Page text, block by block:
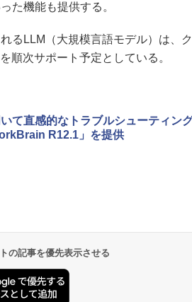
た機能も提供する。
るLLM（大規模言語モデル）は、
順次サポート予定としている。
て直感的なトラブルシューティン
R12.1」を提供
の記事を優先表示させる